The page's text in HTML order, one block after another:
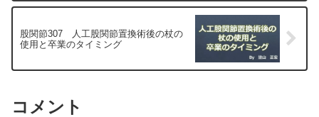
股関節307 人工股関節置換術後の杖の
使用と卒業のタイミング
コメント